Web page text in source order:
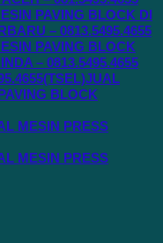
PAVING BLOCK DI
– 0813.5495.4655
PAVING BLOCK
– 0813.5495.4655
BLOCK
MESIN PRESS
MESIN PRESS